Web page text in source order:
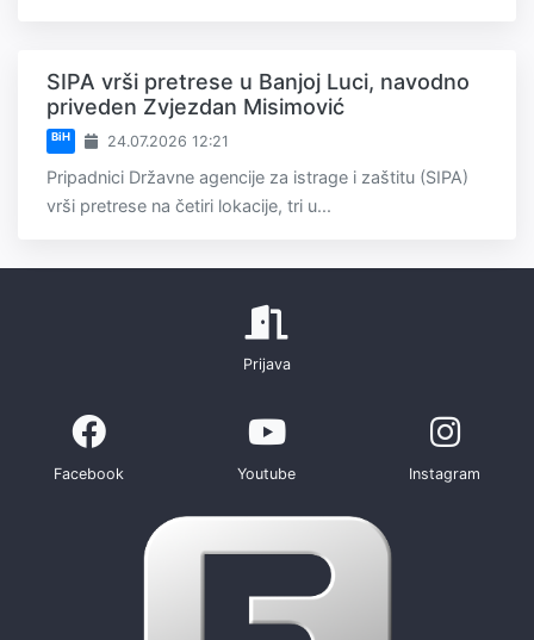
SIPA vrši pretrese u Banjoj Luci, navodno
priveden Zvjezdan Misimović
BiH 24.07.2026 12:21
Pripadnici Državne agencije za istrage i zaštitu (SIPA)
vrši pretrese na četiri lokacije, tri u...
Prijava
Facebook Youtube Instagram